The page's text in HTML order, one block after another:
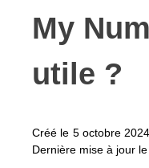
My
utile ?
Créé le 5 octobre 2024
Dernière mise à jour le